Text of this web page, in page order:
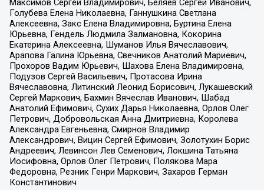
Максимов Сергей Владимирович, Беляев Сергей Иванович,
Голубева Елена Николаевна, Ганнушкина Светлана
Алексеевна, Закс Елена Владимировна, Буртина Елена
Юрьевна, Гендель Людмила Залмановна, Кокорина
Екатерина Алексеевна, Шуманов Илья Вячеславович,
Арапова Галина Юрьевна, Свечников Анатолий Мариевич,
Прохоров Вадим Юрьевич, Шахова Елена Владимировна,
Подузов Сергей Васильевич, Протасова Ирина
Вячеславовна, Литинский Леонид Борисович, Лукашевский
Сергей Маркович, Бахмин Вячеслав Иванович, Шабад
Анатолий Ефимович, Сухих Дарья Николаевна, Орлов Олег
Петрович, Добровольская Анна Дмитриевна, Королева
Александра Евгеньевна, Смирнов Владимир
Александрович, Вицин Сергей Ефимович, Золотухин Борис
Андреевич, Левинсон Лев Семенович, Локшина Татьяна
Иосифовна, Орлов Олег Петрович, Полякова Мара
Федоровна, Резник Генри Маркович, Захаров Герман
Константинович